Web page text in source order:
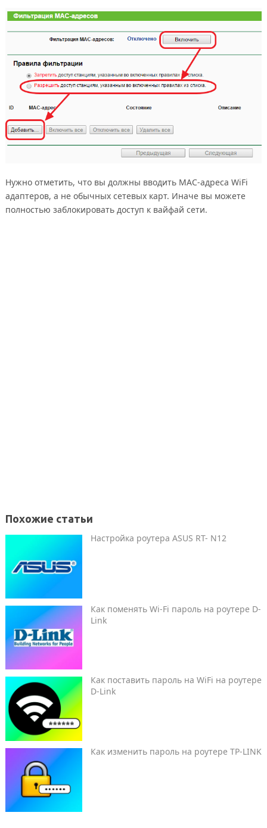
Нужно отметить, что вы должны вводить MAC-адреса WiFi
адаптеров, а не обычных сетевых карт. Иначе вы можете
полностью заблокировать доступ к вайфай сети.
Похожие статьи
Настройка роутера ASUS RT- N12
Как поменять Wi-Fi пароль на роутере D-
Link
Как поставить пароль на WiFi на роутере
D-Link
Как изменить пароль на роутере TP-LINK